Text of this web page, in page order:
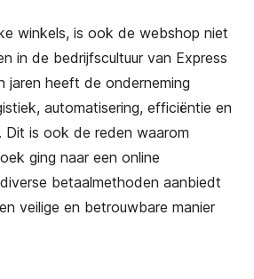
winkels, is ook de webshop niet
in de bedrijfscultuur van Express
jaren heeft de onderneming
automatisering, efficiëntie en
Dit is ook de reden waarom
ging naar een online
betaalmethoden aanbiedt
veilige en betrouwbare manier